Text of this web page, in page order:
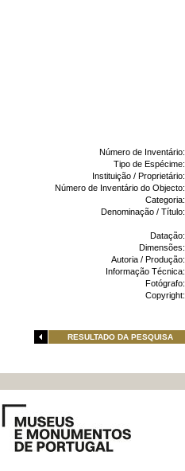
Número de Inventário:
Tipo de Espécime:
Instituição / Proprietário:
Número de Inventário do Objecto:
Categoria:
Denominação / Título:
Datação:
Dimensões:
Autoria / Produção:
Informação Técnica:
Fotógrafo:
Copyright:
RESULTADO DA PESQUISA